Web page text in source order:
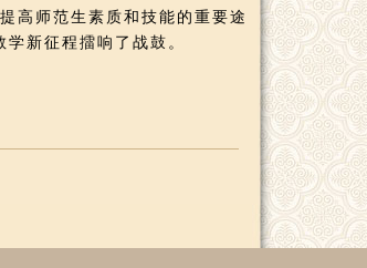
高师范生素质和技能的重要途
新征程擂响了战鼓。